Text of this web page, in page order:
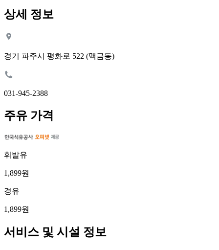
상세 정보
경기 파주시 평화로 522 (맥금동)
031-945-2388
주유 가격
휘발유
1,899원
경유
1,899원
서비스 및 시설 정보